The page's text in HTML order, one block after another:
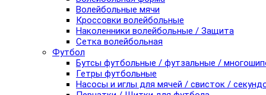
Волейбольные мячи
Кроссовки волейбольные
Наколенники волейбольные / Защита
Сетка волейбольная
Футбол
Бутсы футбольные / футзальные /
Гетры футбольные
Насосы и иглы для мячей / свисток /